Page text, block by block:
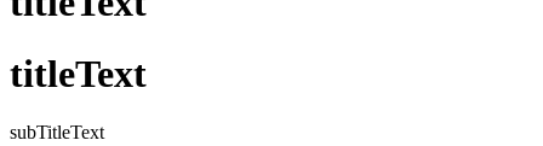
titleText
subTitleText